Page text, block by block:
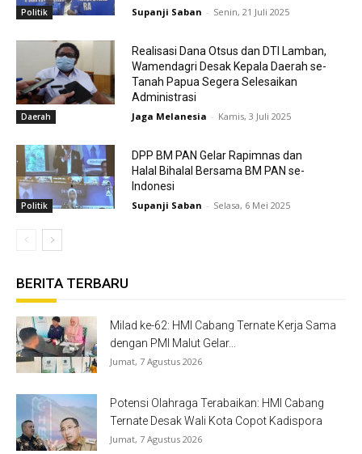
Politik Supanji Saban - Senin, 21 Juli 2025
Daerah
Realisasi Dana Otsus dan DTI Lamban,
Wamendagri Desak Kepala Daerah se-
Tanah Papua Segera Selesaikan
Administrasi
Jaga Melanesia - Kamis, 3 Juli 2025
Politik
DPP BM PAN Gelar Rapimnas dan
Halal Bihalal Bersama BM PAN se-
Indonesi
Supanji Saban - Selasa, 6 Mei 2025
BERITA TERBARU
Milad ke-62: HMI Cabang Ternate Kerja Sama
dengan PMI Malut Gelar...
Jumat, 7 Agustus 2026
Potensi Olahraga Terabaikan: HMI Cabang
Ternate Desak Wali Kota Copot Kadispora
Jumat, 7 Agustus 2026